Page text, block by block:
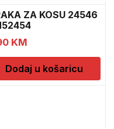
ZA KOSU 24546
KM
Dodaj u košaricu